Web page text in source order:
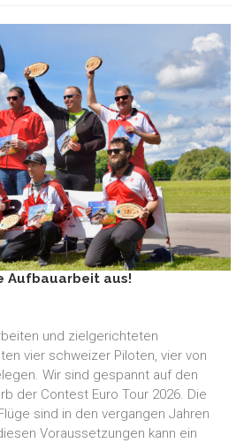
Aufbauarbeit aus!
und zielgerichteten
vier schweizer Piloten, vier von
Wir sind gespannt auf den
der Contest Euro Tour 2026. Die
sind in den vergangen Jahren
Voraussetzungen kann ein